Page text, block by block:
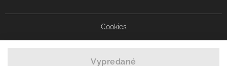
Vypredané
Cookies